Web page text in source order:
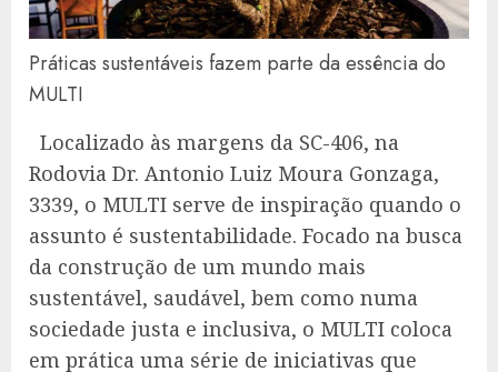
Práticas sustentáveis fazem parte da essência do
MULTI
Localizado às margens da SC-406, na
Rodovia Dr. Antonio Luiz Moura Gonzaga,
3339, o MULTI serve de inspiração quando o
assunto é sustentabilidade. Focado na busca
da construção de um mundo mais
sustentável, saudável, bem como numa
sociedade justa e inclusiva, o MULTI coloca
em prática uma série de iniciativas que